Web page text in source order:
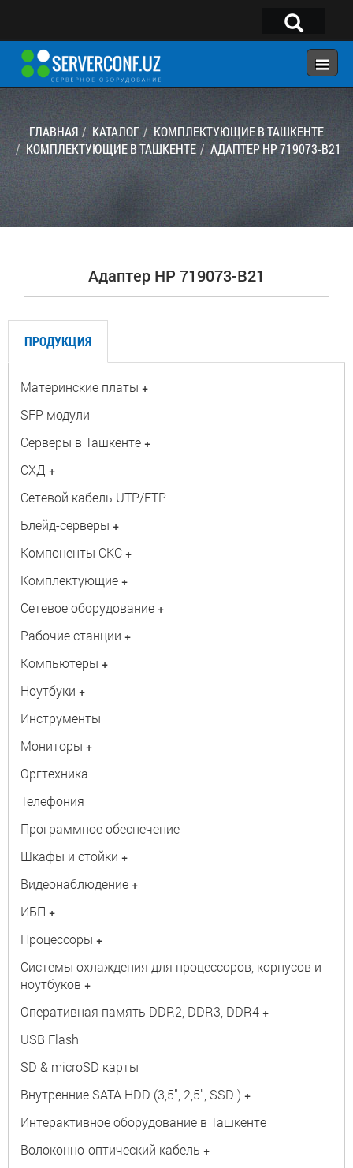
×
ГЛАВНАЯ
КОНФИГУРАТОР
КАТАЛОГ
Telegram:@serverconf_uz
Тел: (90) 932-18-00
ГЛАВНАЯ КАТАЛОГ
КОМПЛЕКТУЮЩИЕ В ТАШКЕНТЕ
КОМПЛЕКТУЮЩИЕ В ТАШКЕНТЕ
АДАПТЕР HP 719073-B21
Адаптер HP 719073-B21
ПРОДУКЦИЯ
Материнские платы +
SFP модули
Серверы в Ташкенте +
СХД +
Сетевой кабель UTP/FTP
Блейд-серверы +
Компоненты СКС +
Комплектующие +
Сетевое оборудование +
Рабочие станции +
Компьютеры +
Ноутбуки +
Инструменты
Мониторы +
Оргтехника
Телефония
Программное обеспечение
Шкафы и стойки +
Видеонаблюдение +
ИБП +
Процессоры +
Системы охлаждения для процессоров, корпусов и
ноутбуков +
Оперативная память DDR2, DDR3, DDR4 +
USB Flash
SD & microSD карты
Внутренние SATA HDD (3,5", 2,5", SSD ) +
Интерактивное оборудование в Ташкенте
Волоконно-оптический кабель +